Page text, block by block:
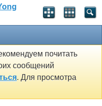
почитать
сообщений
. Для просмотра